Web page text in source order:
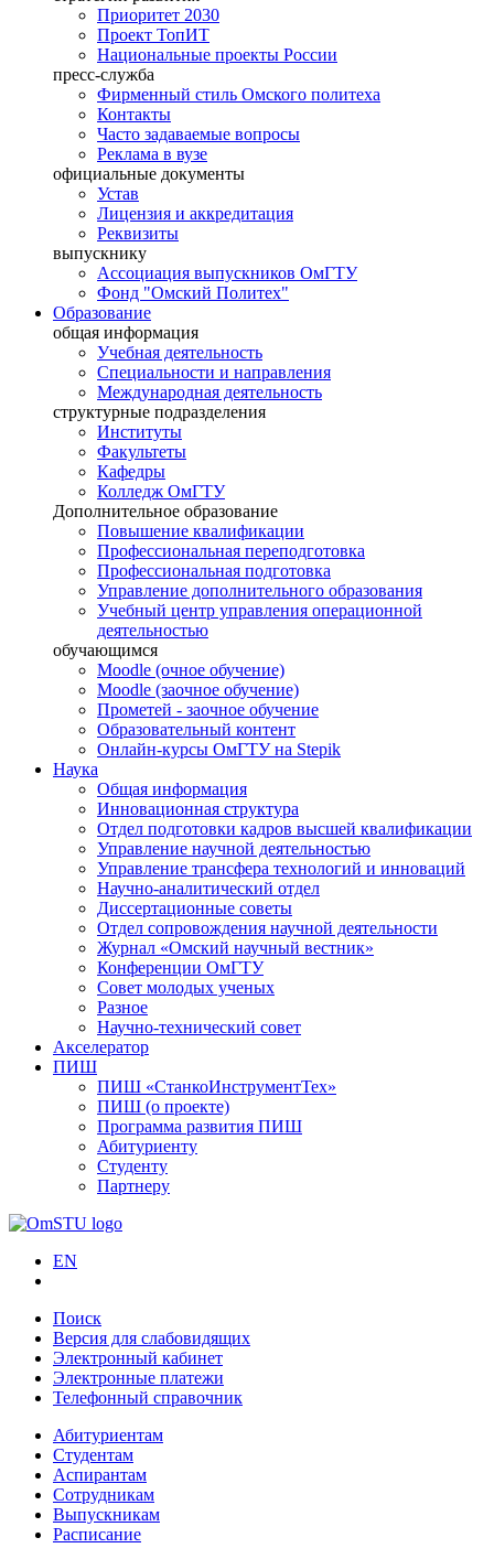
Приоритет 2030
Проект ТопИТ
Национальные проекты России
пресс-служба
Фирменный стиль Омского политеха
Контакты
Часто задаваемые вопросы
Реклама в вузе
официальные документы
Устав
Лицензия и аккредитация
Реквизиты
выпускнику
Ассоциация выпускников ОмГТУ
Фонд "Омский Политех"
Образование
общая информация
Учебная деятельность
Специальности и направления
Международная деятельность
структурные подразделения
Институты
Факультеты
Кафедры
Колледж ОмГТУ
Дополнительное образование
Повышение квалификации
Профессиональная переподготовка
Профессиональная подготовка
Управление дополнительного образования
Учебный центр управления операционной
деятельностью
обучающимся
Moodle (очное обучение)
Moodle (заочное обучение)
Прометей - заочное обучение
Образовательный контент
Онлайн-курсы ОмГТУ на Stepik
Наука
Общая информация
Инновационная структура
Отдел подготовки кадров высшей квалификации
Управление научной деятельностью
Управление трансфера технологий и инноваций
Научно-аналитический отдел
Диссертационные советы
Отдел сопровождения научной деятельности
Журнал «Омский научный вестник»
Конференции ОмГТУ
Совет молодых ученых
Разное
Научно-технический совет
Акселератор
ПИШ
ПИШ «СтанкоИнструментТех»
ПИШ (о проекте)
Программа развития ПИШ
Абитуриенту
Студенту
Партнеру
EN
Поиск
Версия для слабовидящих
Электронный кабинет
Электронные платежи
Телефонный справочник
Абитуриентам
Студентам
Аспирантам
Сотрудникам
Выпускникам
Расписание